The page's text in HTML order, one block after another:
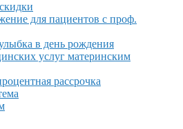
для пациентов с проф.
в день рождения
услуг материнским
рассрочка